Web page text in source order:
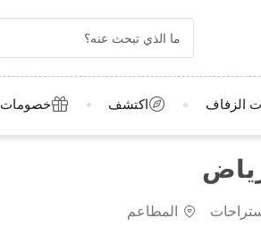
الزفاف اكتشف خصومات
المطاعم